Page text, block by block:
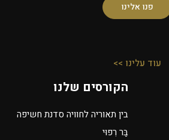
פנו אלינו
עוד עלינו >>
הקורסים שלנו
בין תאוריה לחוויה סדנת חשיפה
בַּר רִפוּי